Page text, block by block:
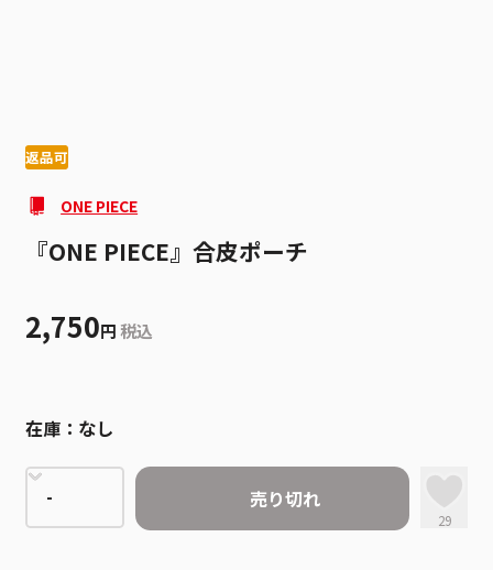
返品可
ONE PIECE
『ONE PIECE』合皮ポーチ
2,750円 税込
在庫： なし
売り切れ
29